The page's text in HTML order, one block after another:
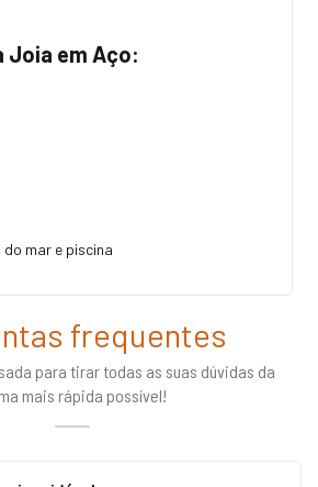
Joia em Aço:
mar e piscina
frequentes
para tirar todas as suas dúvidas da
mais rápida possível!